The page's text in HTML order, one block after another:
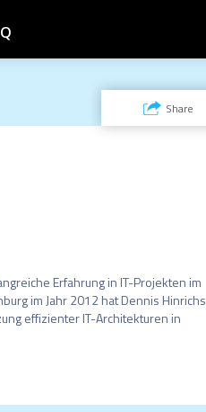
Share
Erfahrung in IT-Projekten im
im Jahr 2012 hat Dennis Hinrichs
effizienter IT-Architekturen in